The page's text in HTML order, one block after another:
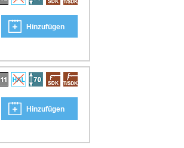
Hinzufügen
Hinzufügen